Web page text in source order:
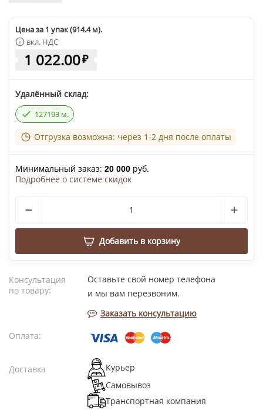
Цена за 1 упак (914.4 м).
вкл. НДС
1 022.00₽
Удалённый склад:
127193 м.
Отгрузка возможна: через 1-2 дня после оплаты
Минимальный заказ: 20 000 руб.
Подробнее о системе скидок
Добавить в корзину
Консультация
по товару:
Оставьте свой номер телефона
и мы вам перезвоним.
Заказать консультацию
Оплата:
Доставка
Курьер
Самовывоз
Транспортная компания